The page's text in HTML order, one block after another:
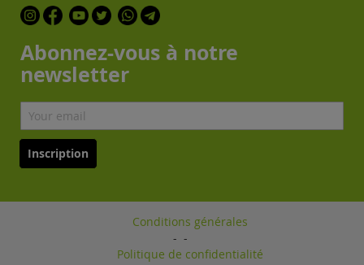
Abonnez-vous à notre
newsletter
Inscription
Conditions générales
-
Politique de confidentialité
-